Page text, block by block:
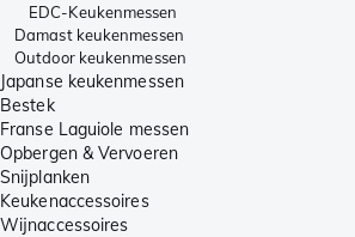
EDC-Keukenmessen
Damast keukenmessen
Outdoor keukenmessen
Japanse keukenmessen
Bestek
Franse Laguiole messen
Opbergen & Vervoeren
Snijplanken
Keukenaccessoires
Wijnaccessoires